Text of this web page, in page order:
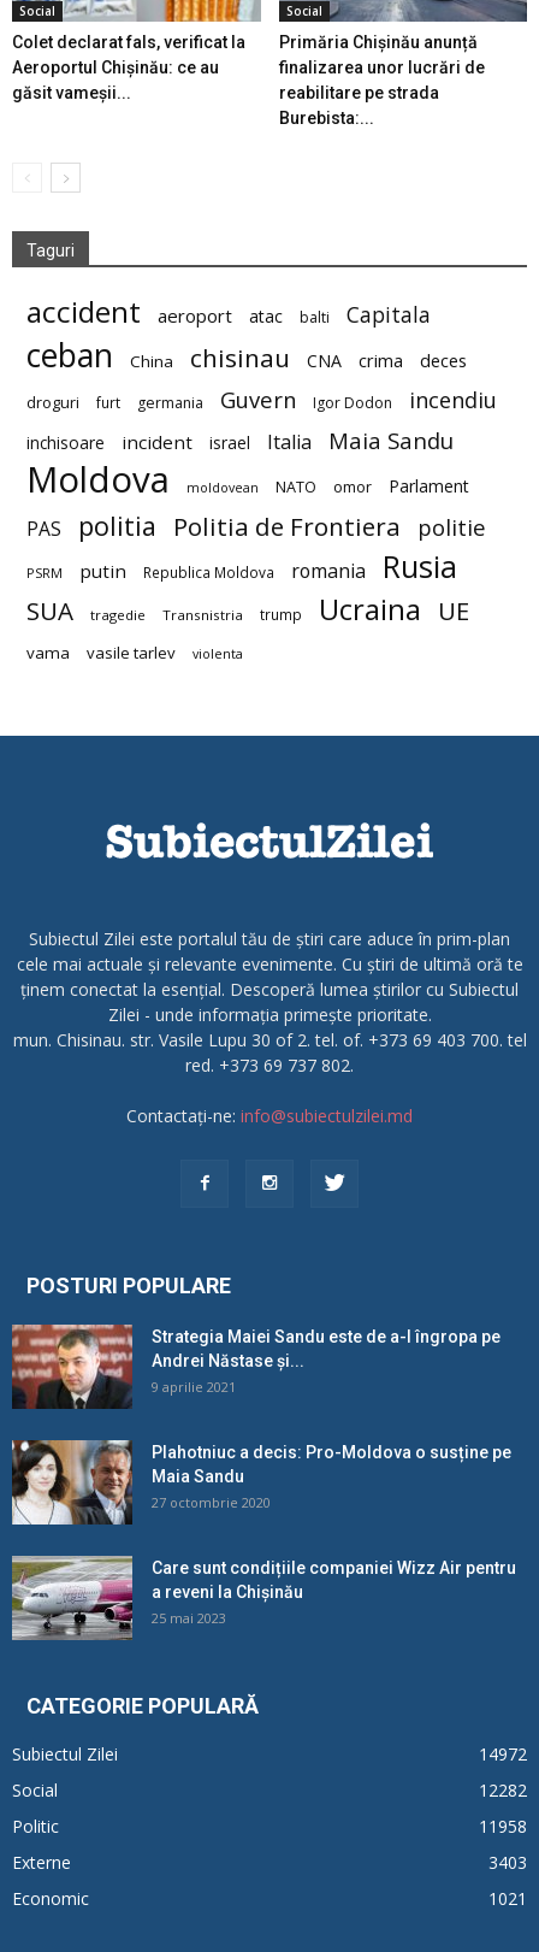
Social
Colet declarat fals, verificat la
Aeroportul Chișinău: ce au
găsit vameșii...
Social
Primăria Chișinău anunță
finalizarea unor lucrări de
reabilitare pe strada
Burebista:...
Taguri
accident aeroport atac balti Capitala
ceban China chisinau CNA crima deces
droguri furt germania Guvern Igor Dodon incendiu
inchisoare incident israel Italia Maia Sandu
Moldova moldovean NATO omor Parlament
PAS politia Politia de Frontiera politie
PSRM putin Republica Moldova romania Rusia
SUA tragedie Transnistria trump Ucraina UE
vama vasile tarlev violenta
Subiectul Zilei este portalul tău de știri care aduce în prim-plan
cele mai actuale și relevante evenimente. Cu știri de ultimă oră te
ținem conectat la esențial. Descoperă lumea știrilor cu Subiectul
Zilei - unde informația primește prioritate.
mun. Chisinau. str. Vasile Lupu 30 of 2. tel. of. +373 69 403 700. tel
red. +373 69 737 802.
Contactați-ne: info@subiectulzilei.md
POSTURI POPULARE
Strategia Maiei Sandu este de a-l îngropa pe
Andrei Năstase și...
9 aprilie 2021
Plahotniuc a decis: Pro-Moldova o susține pe
Maia Sandu
27 octombrie 2020
Care sunt condițiile companiei Wizz Air pentru
a reveni la Chișinău
25 mai 2023
CATEGORIE POPULARĂ
Subiectul Zilei
14972
Social
12282
Politic
11958
Externe
3403
Economic
1021